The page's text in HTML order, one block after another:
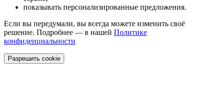
показывать персонализированные предложения.
Если вы передумали, вы всегда можете изменить своё
решение. Подробнее — в нашей Политике
конфиденциальности
Разрешить cookie